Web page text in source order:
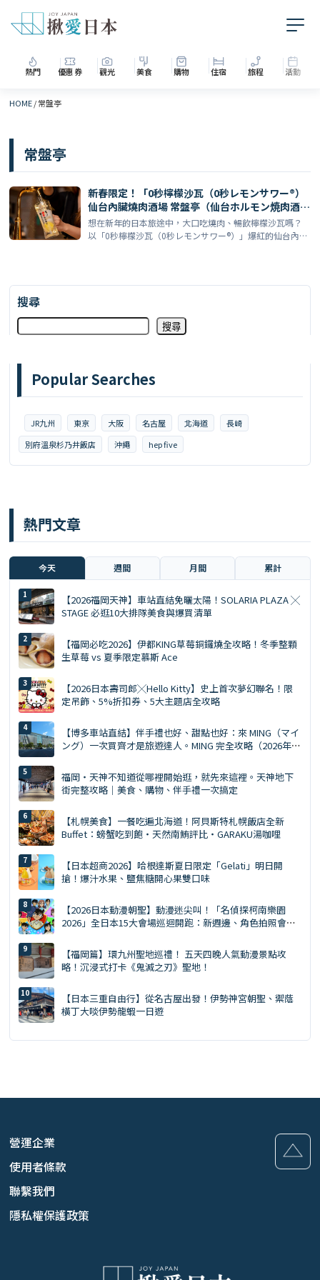
熱門 優惠券 觀光 美食 購物 住宿 旅程 活動
HOME/常盤亭
常盤亭
新春限定！「0秒檸檬沙瓦（0秒レモンサワー®）
仙台內臟燒肉酒場 常盤亭（仙台ホルモン焼肉酒場
ときわ亭）」2026年1月推出『2026圓 紅白內臟
吃到飽方案』— 先着3組、酒水無限暢飲一起嗨
想在新年的日本旅途中，大口吃燒肉、暢飲檸檬沙瓦嗎？
以「0秒檸檬沙瓦（0秒レモンサワー®）」爆紅的仙台內臟
搜尋
搜尋
Popular Searches
JR九州 東京 大阪 名古屋 北海道
長崎
別府溫泉杉乃井飯店
沖繩 hep five
熱門文章
今天 週間 月間 累計
【2026福岡天神】車站直結免曬太陽！SOLARIA PLAZA ╳
STAGE 必逛10大排隊美食與爆買清單
【福岡必吃2026】伊都KING草莓銅鑼燒全攻略！冬季整顆
生草莓 vs 夏季限定慕斯 Ace
【2026日本壽司郎╳Hello Kitty】史上首次夢幻聯名！限
定吊飾、5%折扣券、5大主題店全攻略
【博多車站直結】伴手禮也好、甜點也好：來 MING（マイ
ング）一次買齊才是旅遊達人。MING 完全攻略（2026年
福岡・天神不知道從哪裡開始逛，就先來這裡。天神地下
街完整攻略｜美食、購物、伴手禮一次搞定
【札幌美食】一餐吃遍北海道！阿貝斯特札幌飯店全新
Buffet：螃蟹吃到飽・天然南鮪評比・GARAKU湯咖哩
【日本超商2026】哈根達斯夏日限定「Gelati」明日開
搶！爆汁水果、鹽焦糖開心果雙口味
【2026日本動漫朝聖】動漫迷尖叫！「名偵探柯南樂園
2026」全日本15大會場巡迴開跑：新週邊、角色拍照會、
【福岡篇】環九州聖地巡禮！ 五天四晚人氣動漫景點攻
略！沉浸式打卡《鬼滅之刃》聖地！
【日本三重自由行】從名古屋出發！伊勢神宮朝聖、禦蔭
橫丁大啖伊勢龍蝦一日遊
營運企業
使用者條款
聯繫我們
隱私權保護政策